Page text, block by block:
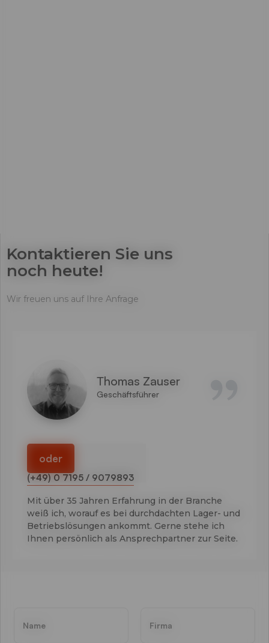
Kontaktieren Sie uns
noch heute!
Wir freuen uns auf Ihre Anfrage
Thomas Zauser
Geschäftsführer
oder
(+49) 0 7195 / 9079893
Mit über 35 Jahren Erfahrung in der Branche
weiß ich, worauf es bei durchdachten Lager- und
Betriebslösungen ankommt. Gerne stehe ich
Ihnen persönlich als Ansprechpartner zur Seite.